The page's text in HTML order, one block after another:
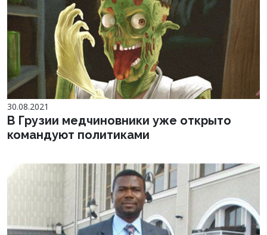
30.08.2021
В Грузии медчиновники уже открыто
командуют политиками